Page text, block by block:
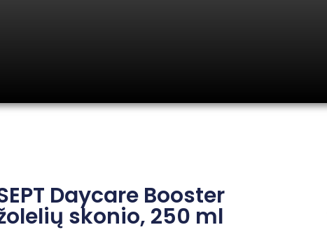
Daycare Booster
skonio, 250 ml